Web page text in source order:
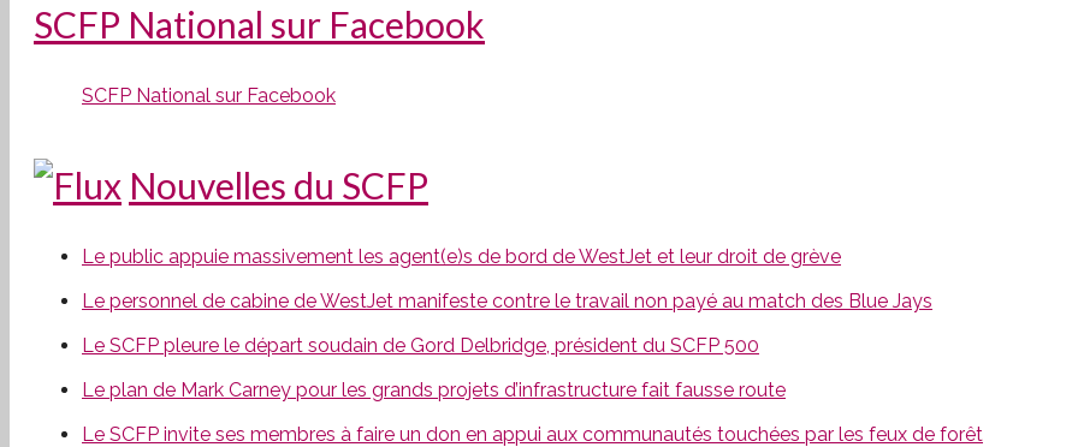
SCFP National sur Facebook
SCFP National sur Facebook
Nouvelles du SCFP
Le public appuie massivement les agent(e)s de bord de WestJet et leur droit de grève
Le personnel de cabine de WestJet manifeste contre le travail non payé au match des Blue Jays
Le SCFP pleure le départ soudain de Gord Delbridge, président du SCFP 500
Le plan de Mark Carney pour les grands projets d’infrastructure fait fausse route
Le SCFP invite ses membres à faire un don en appui aux communautés touchées par les feux de forêt